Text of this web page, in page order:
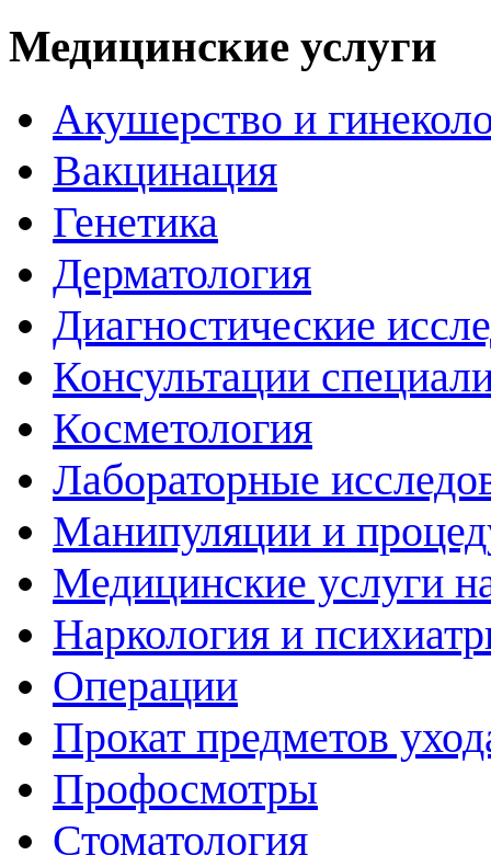
Медицинские услуги
Акушерство и
Вакцинация
Генетика
Дерматология
Диагностические
Консультации
Косметология
Лабораторные
Манипуляции и
Медицинские услуги
Наркология и
Операции
Прокат предметов
Профосмотры
Стоматология